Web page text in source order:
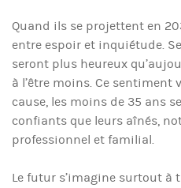
Quand ils se projettent en
entre espoir et inquiétude.
seront plus heureux
à l’être moins. Ce sentiment
cause, les moins de 35 ans
confiants que leurs aînés,
professionnel et familial.
Le futur s’imagine surtout à